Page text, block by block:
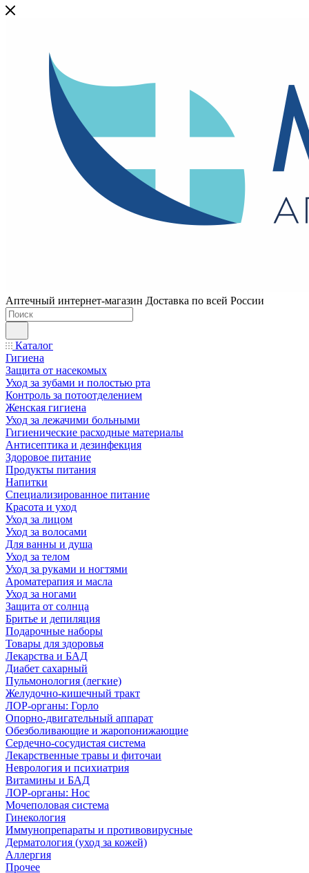
Аптечный интернет-магазин Доставка по всей России
Каталог
Гигиена
Защита от насекомых
Уход за зубами и полостью рта
Контроль за потоотделением
Женская гигиена
Уход за лежачими больными
Гигиенические расходные материалы
Антисептика и дезинфекция
Здоровое питание
Продукты питания
Напитки
Специализированное питание
Красота и уход
Уход за лицом
Уход за волосами
Для ванны и душа
Уход за телом
Уход за руками и ногтями
Ароматерапия и масла
Уход за ногами
Защита от солнца
Бритье и депиляция
Подарочные наборы
Товары для здоровья
Лекарства и БАД
Диабет сахарный
Пульмонология (легкие)
Желудочно-кишечный тракт
ЛОР-органы: Горло
Опорно-двигательный аппарат
Обезболивающие и жаропонижающие
Сердечно-сосудистая система
Лекарственные травы и фиточаи
Неврология и психиатрия
Витамины и БАД
ЛОР-органы: Нос
Мочеполовая система
Гинекология
Иммунопрепараты и противовирусные
Дерматология (уход за кожей)
Аллергия
Прочее